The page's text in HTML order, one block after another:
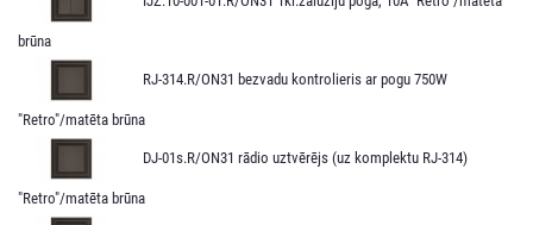
brūna
RJ-314.R/ON31 bezvadu kontrolieris ar pogu 750W
"Retro"/matēta brūna
DJ-01s.R/ON31 rādio uztvērējs (uz komplektu RJ-314)
"Retro"/matēta brūna